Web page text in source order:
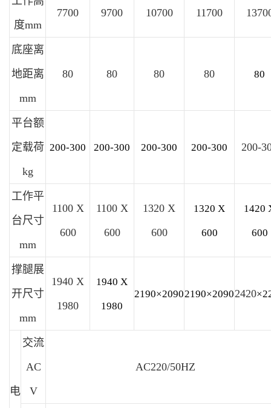
度mm
7700 9700 10700 11700
底座离
地距离
mm
80 80 80 80 80
平台额
定载荷
kg
200-300 200-300 200-300 200-300 200-
工作平
台尺寸
mm
1100 X
600
1100 X
600
1320 X
600
1320 X
600
1420
600
撑腿展
开尺寸
mm
1940 X
1980
1940 X
1980
2190×20902190×20902420
电
交流
AC
V
AC220/50HZ